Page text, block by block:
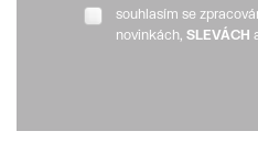
souhlasím se
novinkách, SLEVÁCH